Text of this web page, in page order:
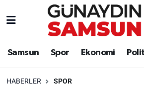
Samsun Spor Ekonomi
HABERLER SPOR
Samsun
Nöbetçi Eczaneler